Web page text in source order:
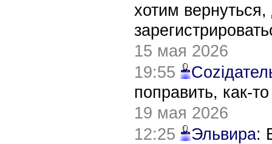
хотим
15 мая 2026
19:55
поправить, как-
19 мая 2026
12:25
Эльвира: